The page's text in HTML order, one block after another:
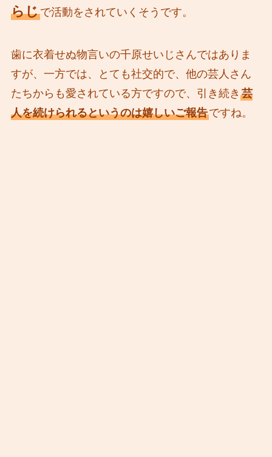
らじで活動をされていくそうです。
歯に衣着せぬ物言いの千原せいじさんではありま
すが、一方では、とても社交的で、他の芸人さん
たちからも愛されている方ですので、引き続き 芸
人を続けられるというのは嬉しいご報告ですね。